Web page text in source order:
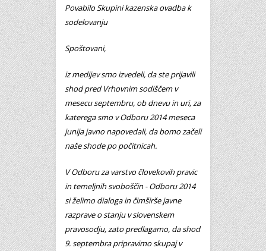
Povabilo Skupini kazenska ovadba k
sodelovanju
Spoštovani,
iz medijev smo izvedeli, da ste prijavili
shod pred Vrhovnim sodiščem v
mesecu septembru, ob dnevu in uri, za
katerega smo v Odboru 2014 meseca
junija javno napovedali, da bomo začeli
naše shode po počitnicah.
V Odboru za varstvo človekovih pravic
in temeljnih svoboščin - Odboru 2014
si želimo dialoga in čimširše javne
razprave o stanju v slovenskem
pravosodju, zato predlagamo, da shod
9. septembra pripravimo skupaj v